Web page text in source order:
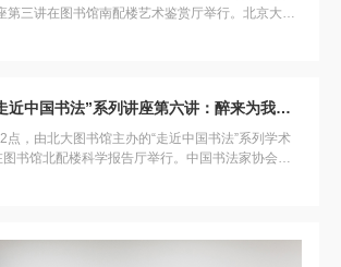
第三讲在图书馆南配楼艺术鉴赏厅举行。北京大学
化学与分子工程学院应用...
白锐主讲“走近中国书法”系列讲座第六讲：醉来为我挥健笔——略论草书艺术的美学精神与生命哲学
点，由北大图书馆主办的“走近中国书法”系列学术
书馆北配楼科学报告厅举行。中国书法家协会理
论家协会理事白锐受邀为...